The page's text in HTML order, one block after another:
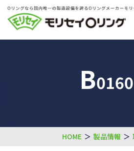
B0160
HOME ＞ 製品情報 ＞